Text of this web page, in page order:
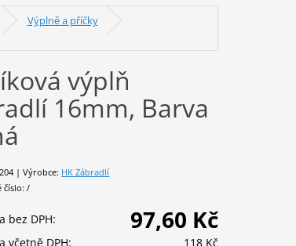
Výplně a příčky
výplň
16mm, Barva
| Výrobce: HK Zábradlí
číslo: /
bez DPH: 97,60 Kč
včetně DPH:
118 Kč